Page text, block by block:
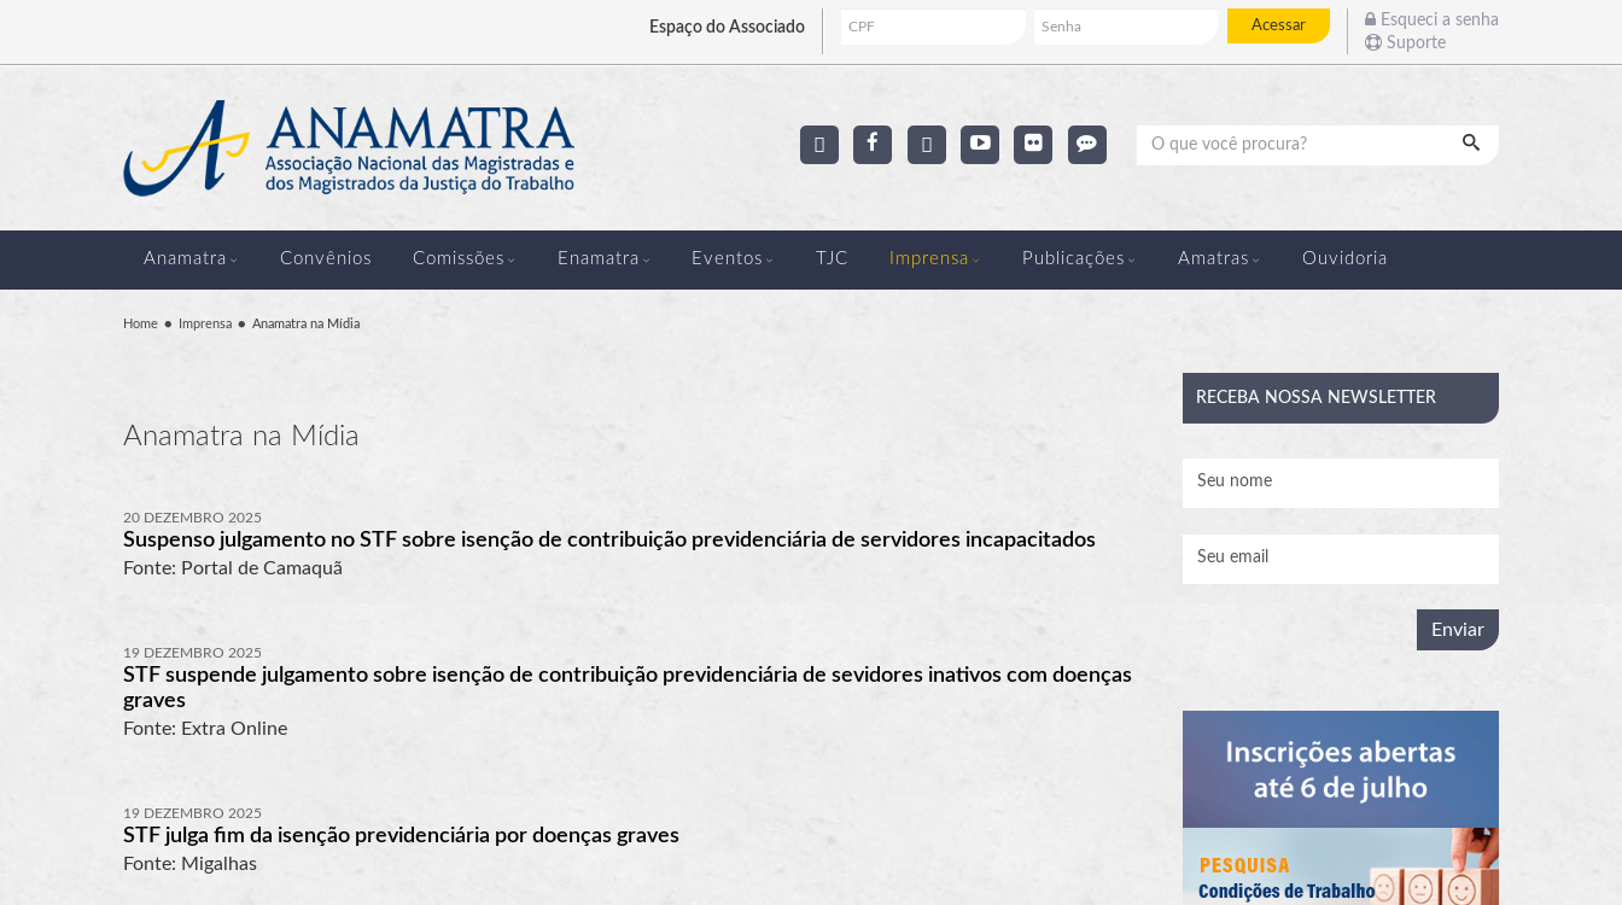
Espaço do Associado Acessar
Esqueci a senha
Suporte
Pesquisar
Anamatra Convênios Comissões Enamatra Eventos TJC Imprensa Publicações Amatras Ouvidoria
Home Imprensa Anamatra na Mídia
Anamatra na Mídia
20 DEZEMBRO 2025
Suspenso julgamento no STF sobre isenção de contribuição previdenciária de servidores incapacitados
Fonte: Portal de Camaquã
19 DEZEMBRO 2025
STF suspende julgamento sobre isenção de contribuição previdenciária de sevidores inativos com doenças
graves
Fonte: Extra Online
19 DEZEMBRO 2025
STF julga fim da isenção previdenciária por doenças graves
Fonte: Migalhas
RECEBA NOSSA NEWSLETTER